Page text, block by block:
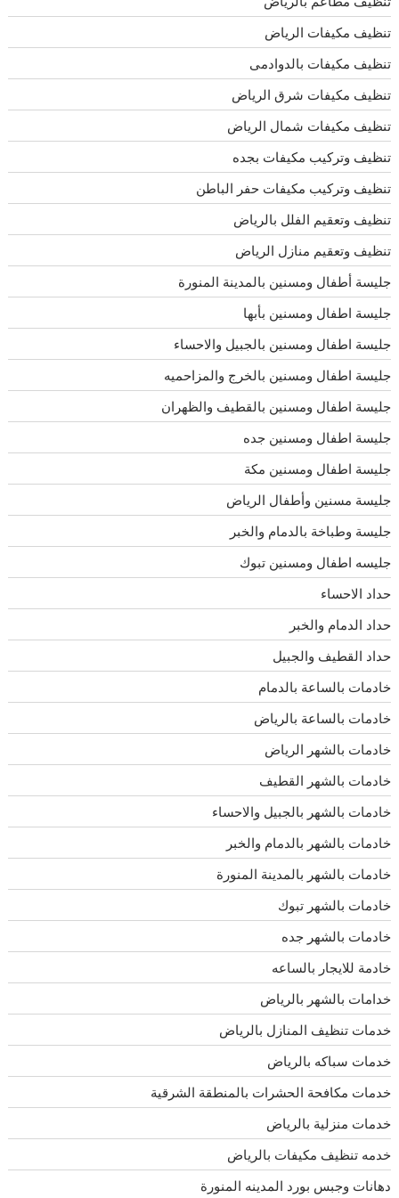
تنظيف مكيفات الرياض
تنظيف مكيفات بالدوادمى
تنظيف مكيفات شرق الرياض
تنظيف مكيفات شمال الرياض
تنظيف وتركيب مكيفات بجده
تنظيف وتركيب مكيفات حفر الباطن
تنظيف وتعقيم الفلل بالرياض
تنظيف وتعقيم منازل الرياض
جليسة أطفال ومسنين بالمدينة المنورة
جليسة اطفال ومسنين بأبها
جليسة اطفال ومسنين بالجبيل والاحساء
جليسة اطفال ومسنين بالخرج والمزاحميه
جليسة اطفال ومسنين بالقطيف والظهران
جليسة اطفال ومسنين جده
جليسة اطفال ومسنين مكة
جليسة مسنين وأطفال الرياض
جليسة وطباخة بالدمام والخبر
جليسه اطفال ومسنين تبوك
حداد الاحساء
حداد الدمام والخبر
حداد القطيف والجبيل
خادمات بالساعة بالدمام
خادمات بالساعة بالرياض
خادمات بالشهر الرياض
خادمات بالشهر القطيف
خادمات بالشهر بالجبيل والاحساء
خادمات بالشهر بالدمام والخبر
خادمات بالشهر بالمدينة المنورة
خادمات بالشهر تبوك
خادمات بالشهر جده
خادمة للايجار بالساعه
خدامات بالشهر بالرياض
خدمات تنظيف المنازل بالرياض
خدمات سباكه بالرياض
خدمات مكافحة الحشرات بالمنطقة الشرقية
خدمات منزلية بالرياض
خدمه تنظيف مكيفات بالرياض
دهانات وجبس بورد المدينه المنورة